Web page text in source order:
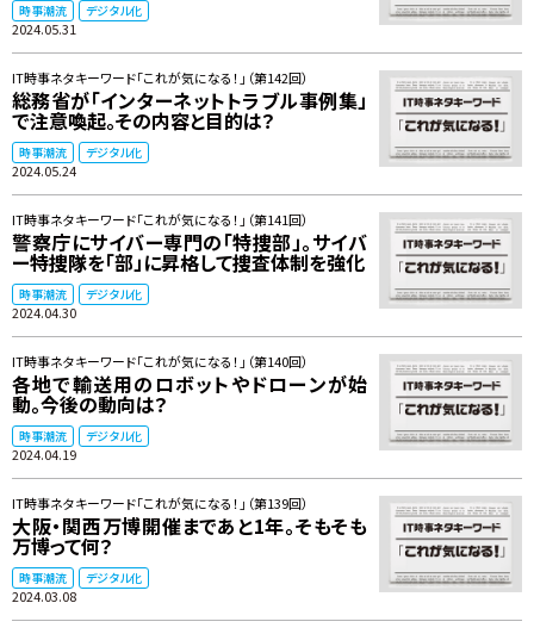
時事潮流 デジタル化
2024.05.31
IT時事ネタキーワード「これが気になる！」（第142回）
総務省が「インターネットトラブル事例集」
で注意喚起。その内容と目的は？
時事潮流 デジタル化
2024.05.24
IT時事ネタキーワード「これが気になる！」（第141回）
警察庁にサイバー専門の「特捜部」。サイバ
ー特捜隊を「部」に昇格して捜査体制を強化
時事潮流 デジタル化
2024.04.30
IT時事ネタキーワード「これが気になる！」（第140回）
各地で輸送用のロボットやドローンが始
動。今後の動向は？
時事潮流 デジタル化
2024.04.19
IT時事ネタキーワード「これが気になる！」（第139回）
大阪・関西万博開催まであと1年。そもそも
万博って何？
時事潮流 デジタル化
2024.03.08